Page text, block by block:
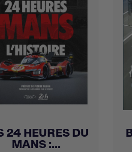
Achat express
24 HEURES DU
MANS :...